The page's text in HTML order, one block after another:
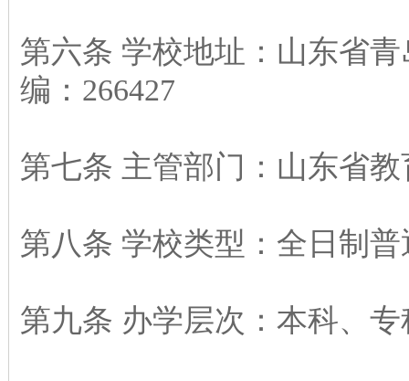
第六条 学校地址：山东省
编：266427
第七条 主管部门：山东省教
第八条 学校类型：全日制
第九条 办学层次：本科、